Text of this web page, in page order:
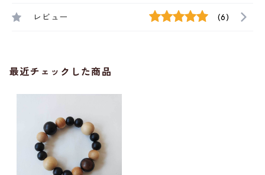
レビュー (6)
最近チェックした商品